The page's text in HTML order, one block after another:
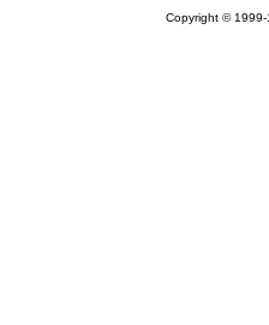
Copyright © 1999-